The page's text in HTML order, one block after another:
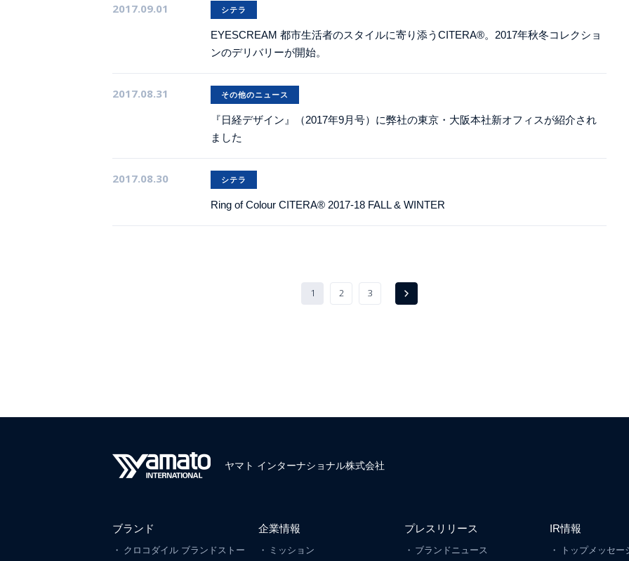
2017.09.01 シテラ
EYESCREAM 都市生活者のスタイルに寄り添うCITERA®。2017年秋冬コレクショ
ンのデリバリーが開始。
2017.08.31 その他のニュース
『日経デザイン』（2017年9月号）に弊社の東京・大阪本社新オフィスが紹介され
ました
2017.08.30 シテラ
Ring of Colour CITERA® 2017-18 FALL & WINTER
り
1 2 3
ヤマト インターナショナル株式会社
ブランド
クロコダイル ブランドストー
企業情報
ミッション
プレスリリース
ブランドニュース
IR情報
トップメッセー